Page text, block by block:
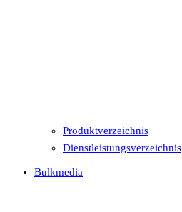
Produktverzeichnis
Dienstleistungsverzeichnis
Bulkmedia